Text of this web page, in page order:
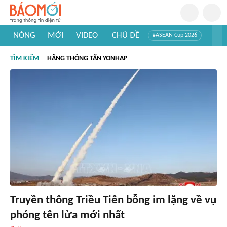
NÓNG MỚI VIDEO CHỦ ĐỀ #ASEAN Cup 2026
#Khám phá thế giới
TÌM KIẾM HÃNG THÔNG TẤN YONHAP
Truyền thông Triều Tiên bỗng im lặng về vụ
phóng tên lửa mới nhất